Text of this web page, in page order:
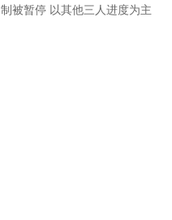
制被暂停 以其他三人进度为主